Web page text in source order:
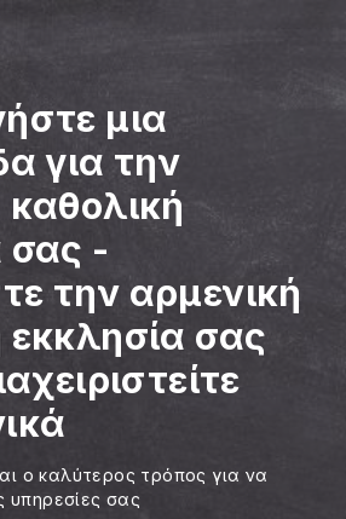
μια
για την
σας -
την αρμενική
εκκλησία σας
ο καλύτερος τρόπος για να
υπηρεσίες σας